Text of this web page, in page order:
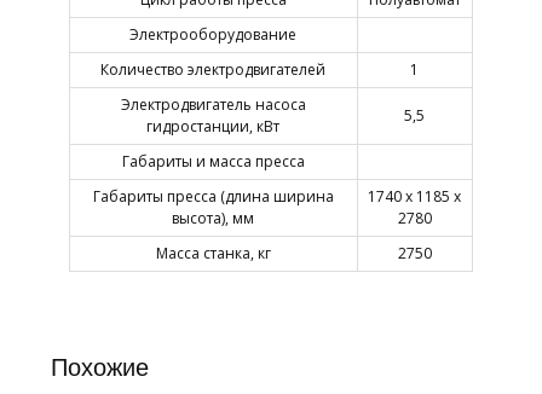
Электрооборудование
Количество электродвигателей
1
Электродвигатель насоса
гидростанции, кВт
5,5
Габариты и масса пресса
Габариты пресса (длина ширина
высота), мм
1740 х 1185 х
2780
Масса станка, кг
2750
Похожие